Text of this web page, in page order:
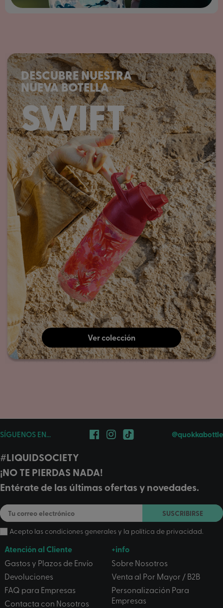
DESCUBRE NUESTRA
NUEVA BOTELLA
SWIFT
Ver colección
SÍGUENOS EN... @quokkabottle
#LIQUIDSOCIETY
¡NO TE PIERDAS NADA!
Entérate de las últimas ofertas y novedades.
SUSCRIBIRSE
Acepto lascondiciones generales y la política de privacidad.
Atención al Cliente
Gastos y Plazos de Envío
Devoluciones
FAQ para Empresas
Contacta con Nosotros
+info
Sobre Nosotros
Venta al Por Mayor / B2B
Personalización Para
Empresas